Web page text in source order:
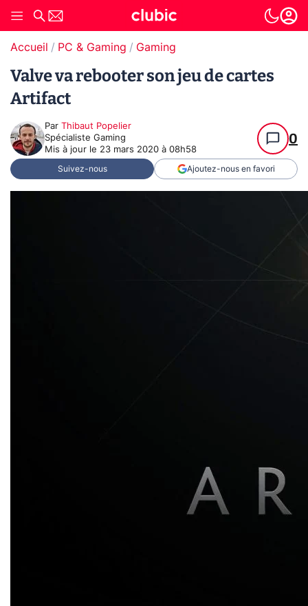
Accueil PC & Gaming Gaming
Valve va rebooter son jeu de cartes
Artifact
Par Thibaut Popelier
Spécialiste Gaming
Mis à jour le 23 mars 2020 à 08h58
0
Suivez-nous Ajoutez-nous en favori